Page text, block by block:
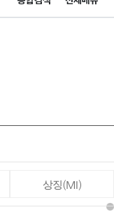
상징(MI)